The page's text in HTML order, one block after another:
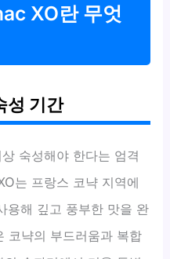
XO란 무엇
성 기간
상 숙성해야 한다는 엄격
는 프랑스 코냑 지역에
용해 깊고 풍부한 맛을 완
코냑의 부드러움과 복합